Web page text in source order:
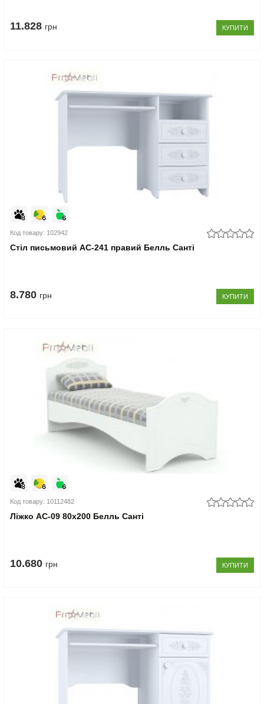
11.828 грн КУПИТИ
Код товару: 102942
Стіл письмовий АС-241 правий Белль Санті
8.780 грн КУПИТИ
Код товару: 10112482
Ліжко АС-09 80x200 Белль Санті
10.680 грн КУПИТИ